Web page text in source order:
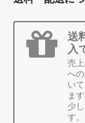
送
入
売
へ
い
ま
少
す。